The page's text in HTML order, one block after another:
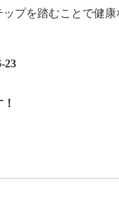
プを踏むことで健
23